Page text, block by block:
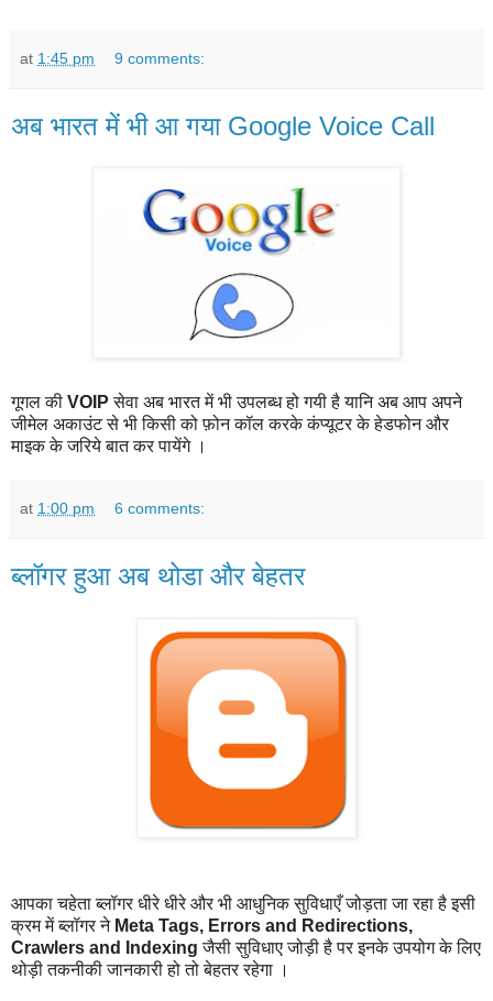
at 1:45 pm 9 comments:
अब भारत में भी आ गया Google Voice Call
गूगल की VOIPसेवा अब भारत में भी उपलब्ध हो गयी है यानि अब आप अपने
जीमेल अकाउंट से भी किसी को फ़ोन कॉल करके कंप्यूटर के हेडफोन और
माइक के जरिये बात कर पायेंगे ।
at 1:00 pm 6 comments:
ब्लॉगर हुआ अब थोडा और बेहतर
आपका चहेता ब्लॉगर धीरे धीरे और भी आधुनिक सुविधाएँ जोड़ता जा रहा है इसी
क्रम में ब्लॉगर ने Meta Tags, Errors and Redirections,
Crawlers and Indexingजैसी सुविधाए जोड़ी है पर इनके उपयोग के लिए
थोड़ी तकनीकी जानकारी हो तो बेहतर रहेगा ।